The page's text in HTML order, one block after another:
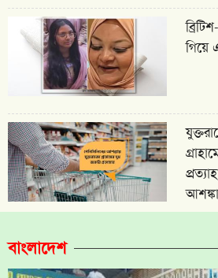
গিয়ে
আশঙ্কা
বাংলাদেশ